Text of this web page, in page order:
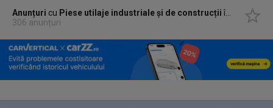
Anunțuri cu Piese utilaje industriale și de construcțiiîn
Podari,
306 anunțuri